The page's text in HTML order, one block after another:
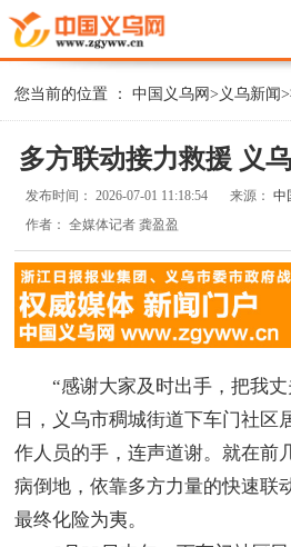
您当前的位置 ：中国义乌网> 义乌新闻>
多方联动接力救援 义
发布时间：2026-07-01 11:18:54 来源：中
作者：全媒体记者 龚盈盈
“感谢大家及时出手，把我丈
日，义乌市稠城街道下车门社区
作人员的手，连声道谢。就在前
病倒地，依靠多方力量的快速联
最终化险为夷。